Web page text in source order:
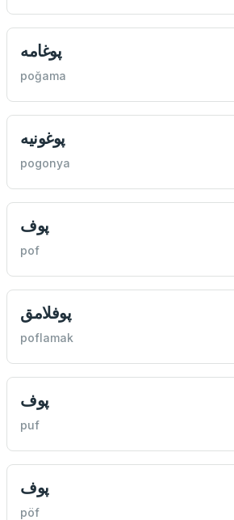
پوغامه
poğama
پوغونيه
pogonya
پوف
pof
پوفلامق
poflamak
پوف
puf
پوف
pöf